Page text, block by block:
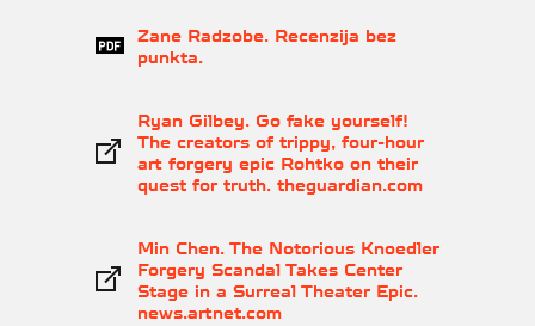
paaugstināts skaņas līmenis
Zane Radzobe. Recenzija bez
punkta.
Ryan Gilbey. Go fake yourself!
The creators of trippy, four-hour
art forgery epic Rohtko on their
quest for truth. theguardian.com
Min Chen. The Notorious Knoedler
Forgery Scandal Takes Center
Stage in a Surreal Theater Epic.
news.artnet.com